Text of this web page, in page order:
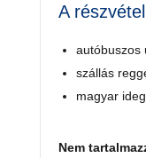
A
autóbuszos
szállás
magyar
Nem